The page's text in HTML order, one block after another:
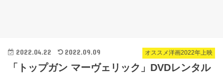
オススメ洋画2022年上映
2022.04.22 2022.09.09
「トップガン マーヴェリック」DVDレンタル